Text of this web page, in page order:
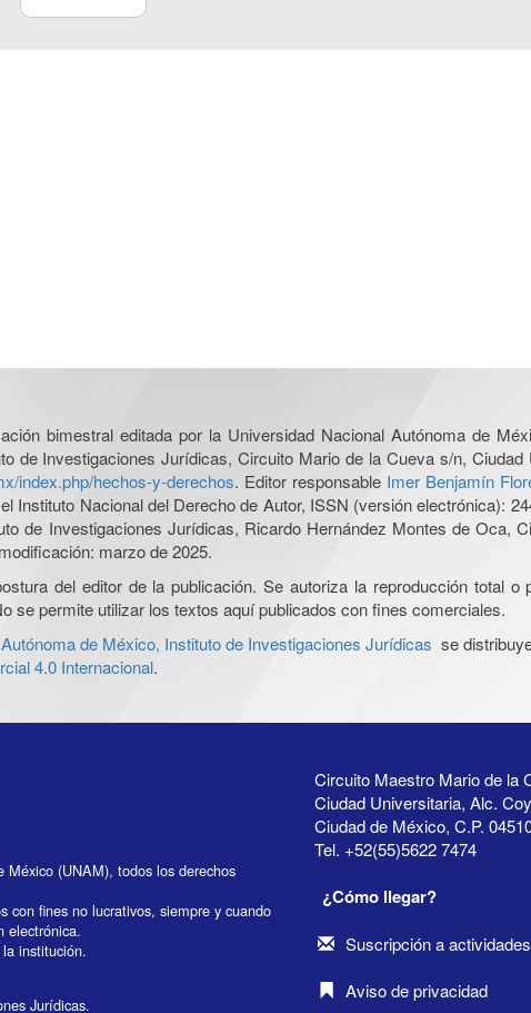
bimestral editada por la Universidad Nacional Autónoma de
de Investigaciones Jurídicas, Circuito Mario de la Cueva s/n, Ciudad
index.php/hechos-y-derechos. Editor responsable Imer Benjamín
Instituto Nacional del Derecho de Autor, ISSN (versión electrónica):
de Investigaciones Jurídicas, Ricardo Hernández Montes de Oca,
marzo de 2025.
del editor de la publicación. Se autoriza la reproducción total
se permite utilizar los textos aquí publicados con fines comerciales.
de México, Instituto de Investigaciones Jurídicas se
4.0 Internacional.
México (UNAM), todos los derechos
con fines no lucrativos, siempre y cuando
electrónica.
institución.
Jurídicas.
Circuito Maestro Mario de la
Ciudad Universitaria, Alc.
Ciudad de México, C.P.
Tel. +52(55)5622 7474
¿Cómo llegar?
Suscripción a
Aviso de privacidad